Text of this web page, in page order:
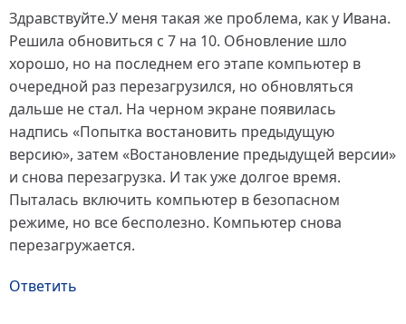
Здравствуйте.У меня такая же проблема, как у Ивана.
Решила обновиться с 7 на 10. Обновление шло
хорошо, но на последнем его этапе компьютер в
очередной раз перезагрузился, но обновляться
дальше не стал. На черном экране появилась
надпись «Попытка востановить предыдущую
версию», затем «Востановление предыдущей версии»
и снова перезагрузка. И так уже долгое время.
Пыталась включить компьютер в безопасном
режиме, но все бесполезно. Компьютер снова
перезагружается.
Ответить